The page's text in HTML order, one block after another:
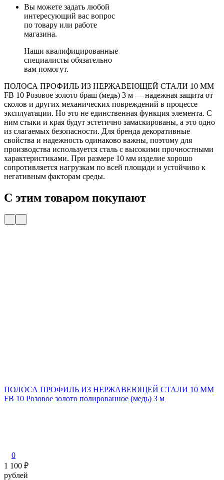
Вы можете задать любой
интересующий вас вопрос
по товару или работе
магазина.
Наши квалифицированные
специалисты обязательно
вам помогут.
ПОЛОСА ПРОФИЛЬ ИЗ НЕРЖАВЕЮЩЕЙ СТАЛИ 10 ММ
FB 10 Розовое золото браш (медь) 3 м — надежная защита от
сколов и других механических повреждений в процессе
эксплуатации. Но это не единственная функция элемента. С
ним стыки и края будут эстетично замаскированы, а это одно
из слагаемых безопасности. Для бренда декоративные
свойства и надежность одинаково важны, поэтому для
производства используется сталь с высокими прочностными
характеристиками. При размере 10 мм изделие хорошо
сопротивляется нагрузкам по всей площади и устойчиво к
негативным факторам среды.
С этим товаром покупают
ПОЛОСА ПРОФИЛЬ ИЗ НЕРЖАВЕЮЩЕЙ СТАЛИ 10 ММ
FB 10 Розовое золото полированное (медь) 3 м
0
1 100 ₽
рублей